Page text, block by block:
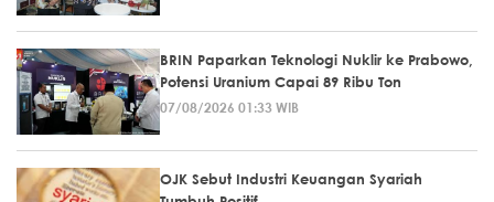
BRIN Paparkan Teknologi Nuklir ke Prabowo,
Potensi Uranium Capai 89 Ribu Ton
07/08/2026 01:33 WIB
OJK Sebut Industri Keuangan Syariah